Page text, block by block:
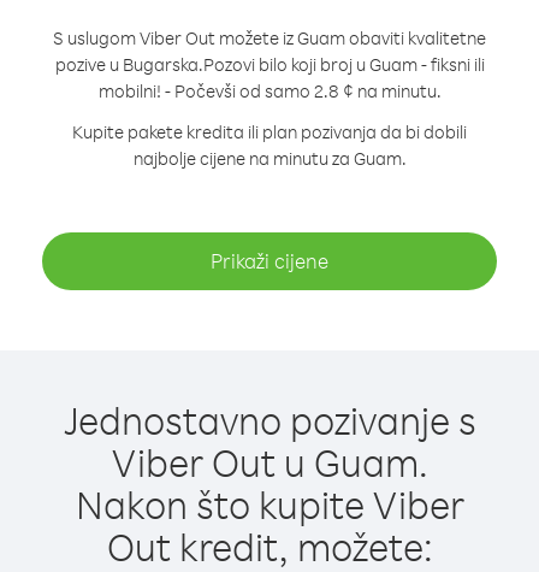
S uslugom Viber Out možete iz Guam obaviti kvalitetne
pozive u Bugarska.Pozovi bilo koji broj u Guam - fiksni ili
mobilni! - Počevši od samo 2.8 ¢ na minutu.
Kupite pakete kredita ili plan pozivanja da bi dobili
najbolje cijene na minutu za Guam.
Prikaži cijene
Jednostavno pozivanje s
Viber Out u Guam.
Nakon što kupite Viber
Out kredit, možete: